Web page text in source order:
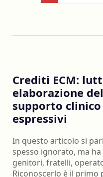
Crediti ECM:
elaborazione
supporto
espressivi
In questo articolo si
spesso ignorato, ma
genitori, fratelli,
Riconoscerlo è il